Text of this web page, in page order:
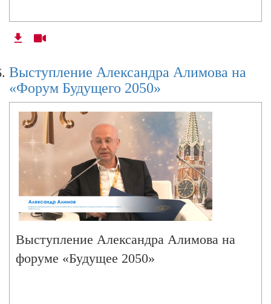
Выступление Александра Алимова на
«Форум Будущего 2050»
Выступление Александра Алимова на
форуме «Будущее 2050»